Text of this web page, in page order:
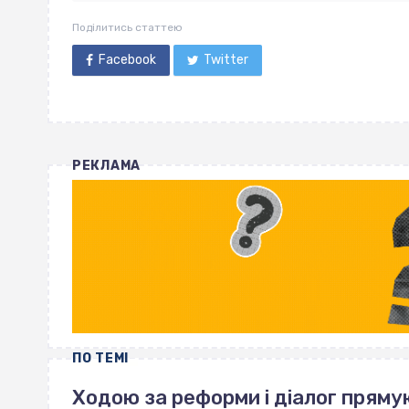
Поділитись статтею
Facebook Twitter
РЕКЛАМА
ПО ТЕМІ
Ходою за реформи і діалог